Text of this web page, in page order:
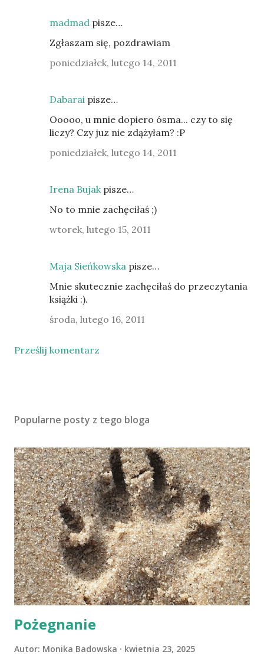
madmad pisze…
Zgłaszam się, pozdrawiam
poniedziałek, lutego 14, 2011
Dabarai pisze…
Ooooo, u mnie dopiero ósma... czy to się
liczy? Czy juz nie zdążyłam? :P
poniedziałek, lutego 14, 2011
Irena Bujakpisze…
No to mnie zachęciłaś ;)
wtorek, lutego 15, 2011
Maja Sieńkowska pisze…
Mnie skutecznie zachęciłaś do przeczytania
książki :).
środa, lutego 16, 2011
Prześlij komentarz
Popularne posty z tego bloga
Pożegnanie
Autor: Monika Badowska kwietnia 23, 2025